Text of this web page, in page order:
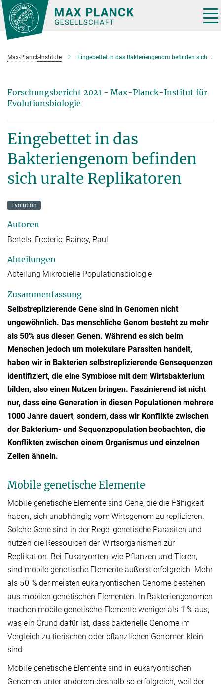
Hauptinhalt
Max-Planck-Institute Eingebettet in das Bakteriengenom befinden sich uralte Replikatoren
Forschungsbericht 2021 - Max-Planck-Institut für
Evolutionsbiologie
Eingebettet in das
Bakteriengenom befinden
sich uralte Replikatoren
Evolution
Autoren
Bertels, Frederic; Rainey, Paul
Abteilungen
Abteilung Mikrobielle Populationsbiologie
Zusammenfassung
Selbstreplizierende Gene sind in Genomen nicht
ungewöhnlich. Das menschliche Genom besteht zu mehr
als 50% aus diesen Genen. Während es sich beim
Menschen jedoch um molekulare Parasiten handelt,
haben wir in Bakterien selbstreplizierende Gensequenzen
identifiziert, die eine Symbiose mit dem Wirtsbakterium
bilden, also einen Nutzen bringen. Faszinierend ist nicht
nur, dass eine Generation in diesen Populationen mehrere
1000 Jahre dauert, sondern, dass wir Konflikte zwischen
der Bakterium- und Sequenzpopulation beobachten, die
Konflikten zwischen einem Organismus und einzelnen
Zellen ähneln.
Mobile genetische Elemente
Mobile genetische Elemente sind Gene, die die Fähigkeit
haben, sich unabhängig vom Wirtsgenom zu replizieren.
Solche Gene sind in der Regel genetische Parasiten und
nutzen die Ressourcen der Wirtsorganismen zur
Replikation. Bei Eukaryonten, wie Pflanzen und Tieren,
sind mobile genetische Elemente äußerst erfolgreich. Mehr
als 50 % der meisten eukaryontischen Genome bestehen
aus mobilen genetischen Elementen. In Bakteriengenomen
machen mobile genetische Elemente weniger als 1 % aus,
was ein Grund dafür ist, dass bakterielle Genome im
Vergleich zu tierischen oder pflanzlichen Genomen klein
sind.
Mobile genetische Elemente sind in eukaryontischen
Genomen unter anderem deshalb so erfolgreich, weil der